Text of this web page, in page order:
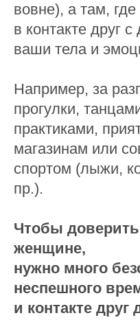
вовне), а там,
в контакте друг
ваши тела и
Например, за
прогулки,
практиками,
магазинам или
спортом (лыжи,
пр.).
Чтобы
женщине,
нужно много
неспешного
и контакте друг